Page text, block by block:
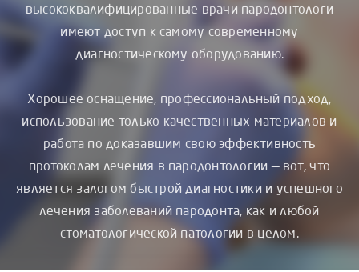
высококвалифицированные врачи пародонтологи
имеют доступ к самому современному
диагностическому оборудованию.
Хорошее оснащение, профессиональный подход,
использование только качественных материалов и
работа по доказавшим свою эффективность
протоколам лечения в пародонтологии — вот, что
является залогом быстрой диагностики и успешного
лечения заболеваний пародонта, как и любой
стоматологической патологии в целом.